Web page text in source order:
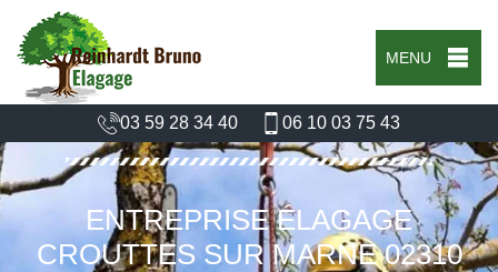
MENU
03 59 28 34 40 06 10 03 75 43
ENTREPRISE ÉLAGAGE
CROUTTES SUR MARNE 02310